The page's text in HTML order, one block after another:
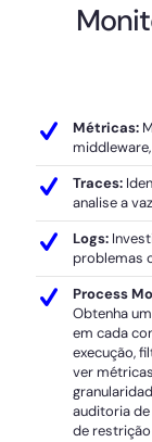
Métricas:
Traces:
analise a
Logs:
problemas
Process
Obtenha
em cada
execução,
ver
auditoria
de